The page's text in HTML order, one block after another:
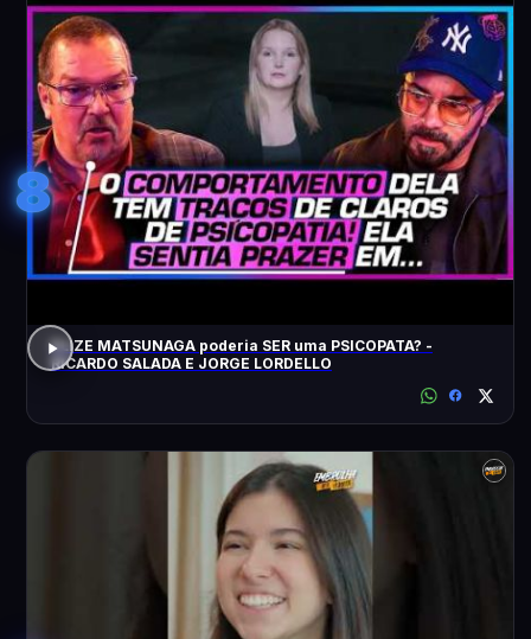
8
ELIZE MATSUNAGA poderia SER uma PSICOPATA? -
RICARDO SALADA E JORGE LORDELLO